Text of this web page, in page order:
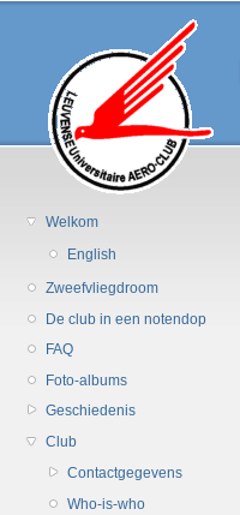
Welkom
English
Zweefvliegdroom
De club in een notendop
FAQ
Foto-albums
Geschiedenis
Club
Contactgegevens
Who-is-who